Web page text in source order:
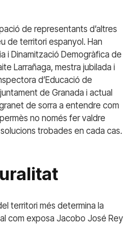
de representants d’altres
de territori espanyol. Han
i Dinamització Demogràfica de
Larrañaga, mestra jubilada i
d’Educació de
de Granada i actual
de sorra a entendre com
no només fer valdre
trobades en cada cas.
territori més determina la
com exposa Jacobo José Rey